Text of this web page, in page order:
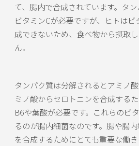
て、腸内で合成されています。タ
ビタミンCが必要ですが、ヒトは
成できないため、食べ物から摂取
ん。
タンパク質は分解されるとアミノ
ミノ酸からセロトニンを合成する
B6や葉酸が必要です。これらのビ
るのが腸内細菌なのです。腸や腸
を合成するためにとても重要な働